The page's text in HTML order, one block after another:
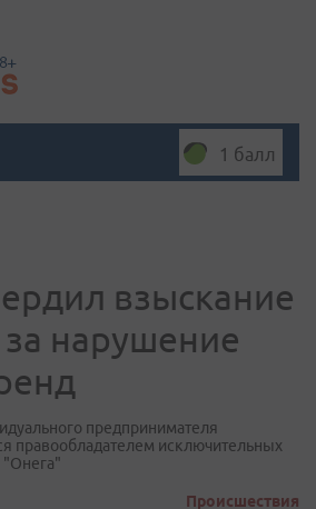
1 балл
взыскание
нарушение
предпринимателя
правообладателем исключительных
"Онега"
Происшествия